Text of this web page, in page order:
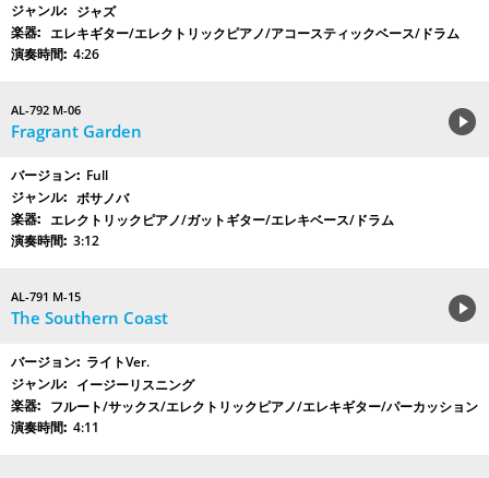
ジャズ
エレキギター/エレクトリックピアノ/アコースティックベース/ドラム
4:26
AL-792 M-06
Fragrant Garden
Full
ボサノバ
エレクトリックピアノ/ガットギター/エレキベース/ドラム
3:12
AL-791 M-15
The Southern Coast
ライトVer.
イージーリスニング
フルート/サックス/エレクトリックピアノ/エレキギター/パーカッション
4:11